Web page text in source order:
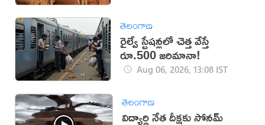
తెలంగాణ
రైల్వే స్టేషన్లలో చెత్త వేస్తే
రూ.500 జరిమానా!
Aug 06, 2026, 13:08 IST
తెలంగాణ
విద్యార్థి నేత దీక్షకు సోనమ్